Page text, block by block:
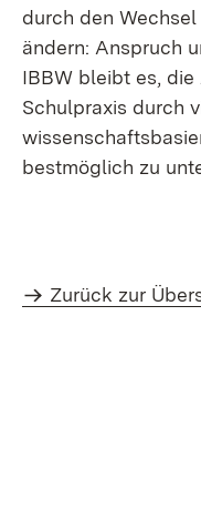
durch den
ändern: Anspruch
IBBW bleibt es,
Schulpraxis durch
bestmöglich zu
Zurück zur